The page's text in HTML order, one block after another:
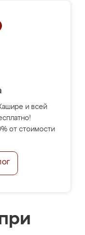
и всей
от стоимости